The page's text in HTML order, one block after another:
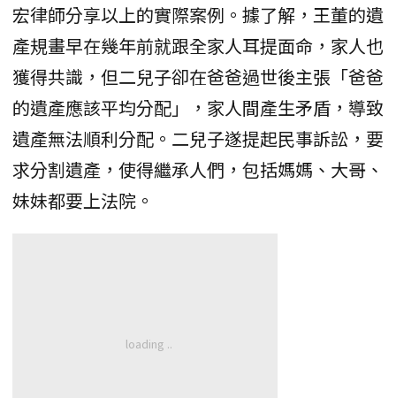
宏律師分享以上的實際案例。據了解，王董的遺
產規畫早在幾年前就跟全家人耳提面命，家人也
獲得共識，但二兒子卻在爸爸過世後主張「爸爸
的遺產應該平均分配」，家人間產生矛盾，導致
遺產無法順利分配。二兒子遂提起民事訴訟，要
求分割遺產，使得繼承人們，包括媽媽、大哥、
妹妹都要上法院。